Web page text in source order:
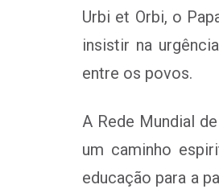
Urbi et Orbi, o
insistir na
entre os povos.
A Rede Mundial
um caminho
educação para a